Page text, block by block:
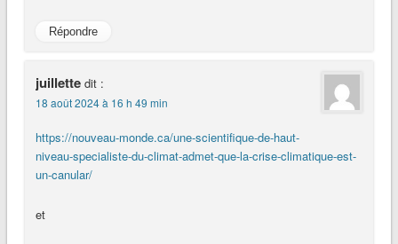
Répondre
juillette dit :
18 août 2024 à 16 h 49 min
https://nouveau-monde.ca/une-scientifique-de-haut-
niveau-specialiste-du-climat-admet-que-la-crise-climatique-est-
un-canular/
et